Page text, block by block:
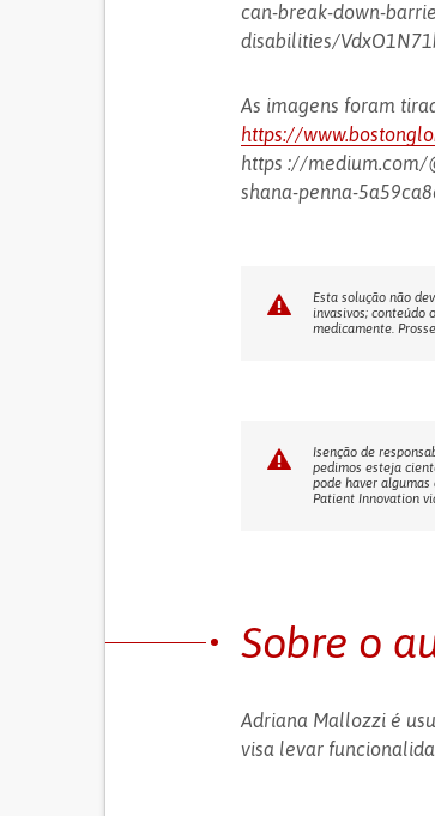
can-break-down-
disabilities/
As imagens foram
https://
https ://medium.com/
shana-penna-
Esta solução não
invasivos; conteúdo
medicamente.
Isenção de
pedimos esteja
pode haver
Patient Innovation
Sobre o
Adriana Mallozzi é
visa levar